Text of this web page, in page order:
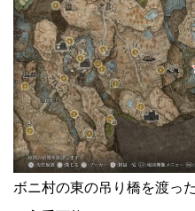
ボニ村の東の吊り橋を渡っ